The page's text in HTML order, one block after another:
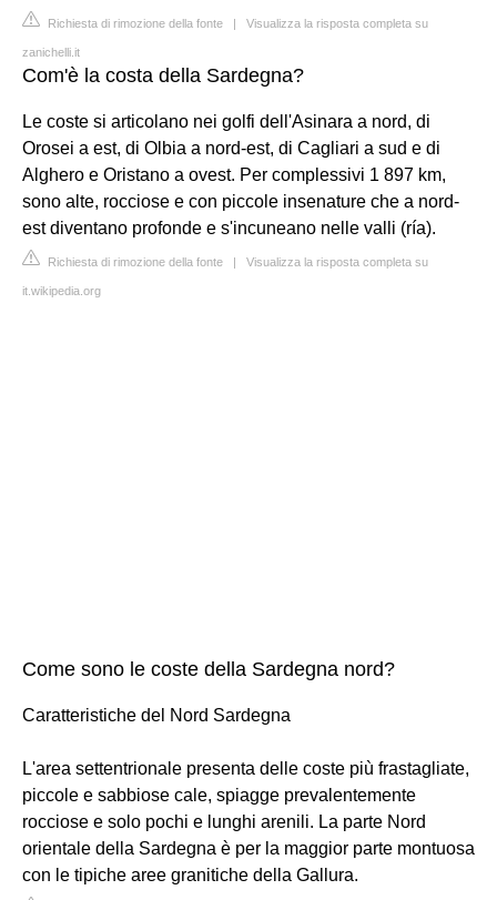
Richiesta di rimozione della fonte | Visualizza la risposta completa su
zanichelli.it
Com'è la costa della Sardegna?
Le coste si articolano nei golfi dell'Asinara a nord, di
Orosei a est, di Olbia a nord-est, di Cagliari a sud e di
Alghero e Oristano a ovest. Per complessivi 1 897 km,
sono alte, rocciose e con piccole insenature che a nord-
est diventano profonde e s'incuneano nelle valli (ría).
Richiesta di rimozione della fonte | Visualizza la risposta completa su
it.wikipedia.org
Come sono le coste della Sardegna nord?
Caratteristiche del Nord Sardegna
L'area settentrionale presenta delle coste più frastagliate,
piccole e sabbiose cale, spiagge prevalentemente
rocciose e solo pochi e lunghi arenili. La parte Nord
orientale della Sardegna è per la maggior parte montuosa
con le tipiche aree granitiche della Gallura.